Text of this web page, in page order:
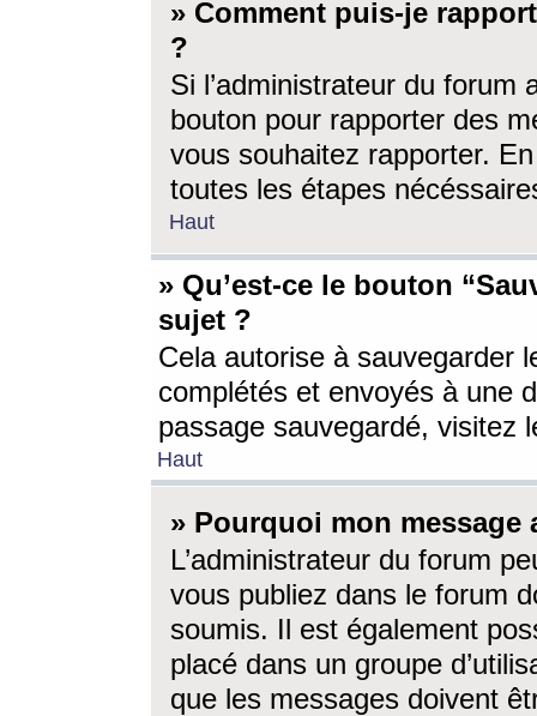
» Comment puis-je
?
Si l’administrateur du forum
bouton pour rapporter des
vous souhaitez rapporter.
toutes les étapes
Haut
» Qu’est-ce le bouton
sujet ?
Cela autorise à sauvegarder
complétés et envoyés à une
passage sauvegardé, visitez
Haut
» Pourquoi mon message
L’administrateur du forum
vous publiez dans le forum
soumis. Il est également
placé dans un groupe
que les messages doivent